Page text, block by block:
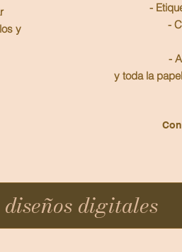
y
-
-
-
y toda la
digitales